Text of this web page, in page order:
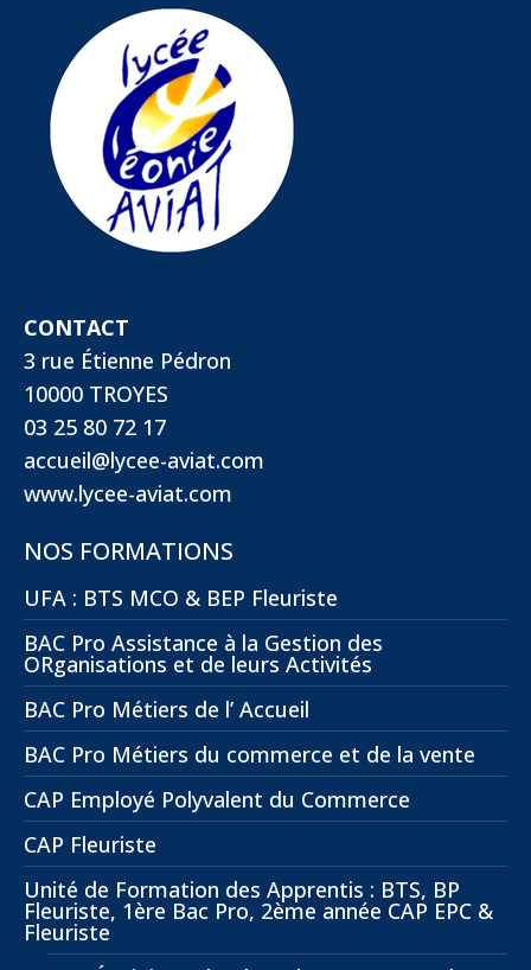
CONTACT
3 rue Étienne Pédron
10000 TROYES
03 25 80 72 17
accueil@lycee-aviat.com
www.lycee-aviat.com
NOS FORMATIONS
UFA : BTS MCO & BEP Fleuriste
BAC Pro Assistance à la Gestion des
ORganisations et de leurs Activités
BAC Pro Métiers de l’ Accueil
BAC Pro Métiers du commerce et de la vente
CAP Employé Polyvalent du Commerce
CAP Fleuriste
Unité de Formation des Apprentis : BTS, BP
Fleuriste, 1ère Bac Pro, 2ème année CAP EPC &
Fleuriste